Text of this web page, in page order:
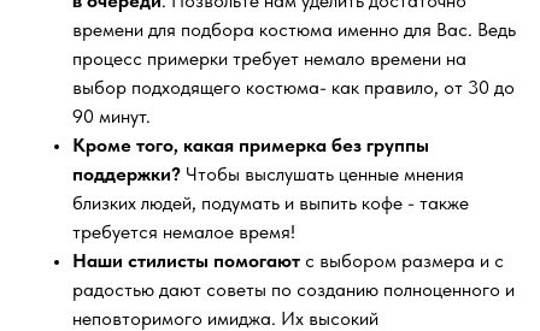
времени для подбора костюма именно для Вас. Ведь
процесс примерки требует немало времени на
выбор подходящего костюма- как правило, от 30 до
90 минут.
Кроме того, какая примерка без группы
поддержки? Чтобы выслушать ценные мнения
близких людей, подумать и выпить кофе - также
требуется немалое время!
Наши стилисты помогают с выбором размера и с
радостью дают советы по созданию полноценного и
неповторимого имиджа. Их высокий